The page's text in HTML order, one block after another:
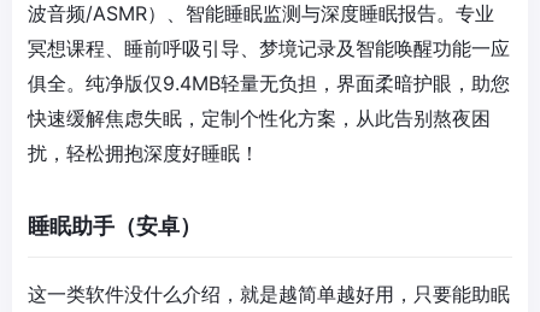
波音频/ASMR）、智能睡眠监测与深度睡眠报告。专业
冥想课程、睡前呼吸引导、梦境记录及智能唤醒功能一应
俱全。纯净版仅9.4MB轻量无负担，界面柔暗护眼，助您
快速缓解焦虑失眠，定制个性化方案，从此告别熬夜困
扰，轻松拥抱深度好睡眠！
睡眠助手（安卓）
这一类软件没什么介绍，就是越简单越好用，只要能助眠